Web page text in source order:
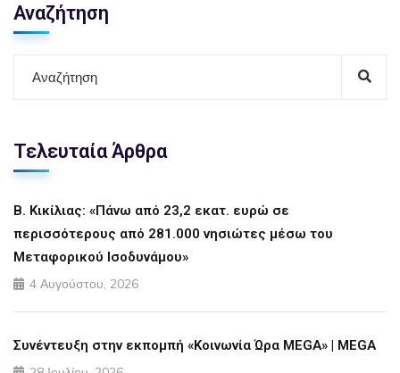
Αναζήτηση
Τελευταία Άρθρα
Β. Κικίλιας: «Πάνω από 23,2 εκατ. ευρώ σε
περισσότερους από 281.000 νησιώτες μέσω του
Μεταφορικού Ισοδυνάμου»
4 Αυγούστου, 2026
Συνέντευξη στην εκπομπή «Κοινωνία Ώρα MEGA» | MEGA